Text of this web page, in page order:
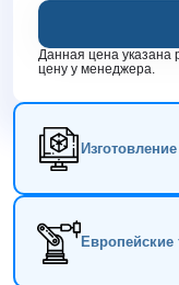
Данная цена указана
цену у менеджера.
Европейские